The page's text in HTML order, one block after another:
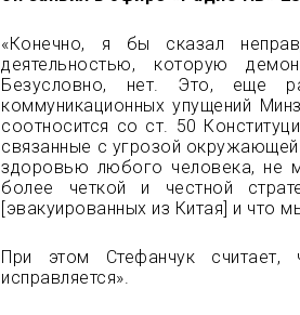
«Конечно, я бы сказал
деятельностью, которую
Безусловно, нет. Это, еще
коммуникационных упущений
соотносится со ст. 50
связанные с угрозой окружающей
здоровью любого человека, не
более четкой и честной
[эвакуированных из Китая] и что
При этом Стефанчук считает,
исправляется».